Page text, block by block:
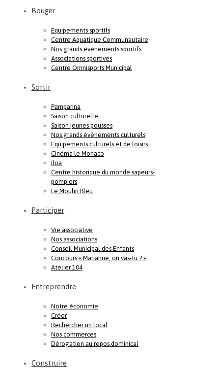
Bouger
Equipements sportifs
Centre Aquatique Communautaire
Nos grands évènements sportifs
Associations sportives
Centre Omnisports Municipal
Sortir
Pamparina
Saison culturelle
Saison jeunes pousses
Nos grands événements culturels
Equipements culturels et de loisirs
Cinéma le Monaco
Iloa
Centre historique du monde sapeurs-
pompiers
Le Moulin Bleu
Participer
Vie associative
Nos associations
Conseil Municipal des Enfants
Concours « Marianne, où vas-tu ? »
Atelier 104
Entreprendre
Notre économie
Créer
Rechercher un local
Nos commerces
Dérogation au repos dominical
Construire